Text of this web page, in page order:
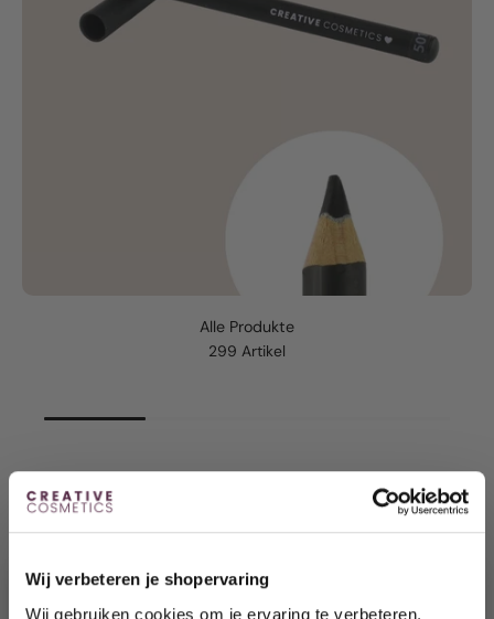
Wij verbeteren je shopervaring
Wij gebruiken cookies om je ervaring te verbeteren,
Alle Produkte
299 Artikel